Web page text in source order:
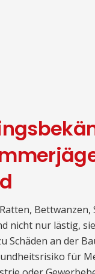
Bettwanzen,
nicht nur lästig,
Schäden an der
für